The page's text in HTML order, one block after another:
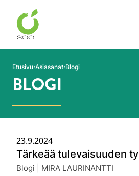
Siirry sivun sisältöön
Etusivu Asiasanat Blogi
BLOGI
Tärkeää tulevaisuuden
Julkaistu:
23.9.2024
Blogi | MIRA LAURINANTTI